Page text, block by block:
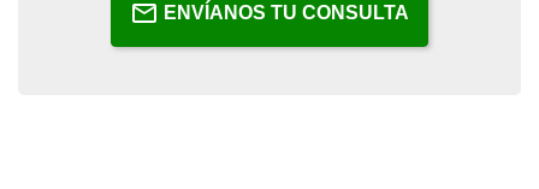
ENVÍANOS TU CONSULTA